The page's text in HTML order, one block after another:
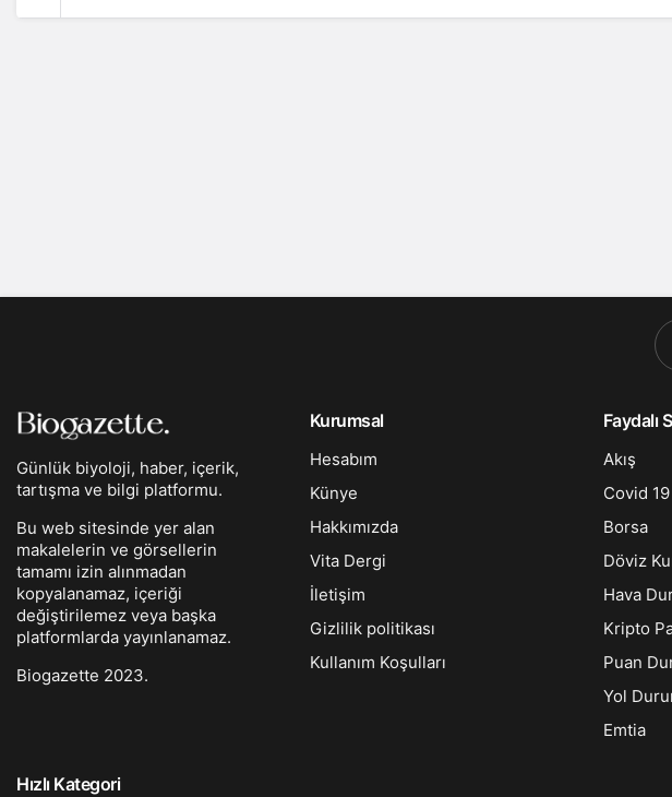
Günlük biyoloji, haber, içerik,
tartışma ve bilgi platformu.
Bu web sitesinde yer alan
makalelerin ve görsellerin
tamamı izin alınmadan
kopyalanamaz, içeriği
değiştirilemez veya başka
platformlarda yayınlanamaz.
Biogazette 2023.
Kurumsal
Hesabım
Künye
Hakkımızda
Vita Dergi
İletişim
Gizlilik politikası
Kullanım Koşulları
Faydalı
Akış
Covid 19
Borsa
Döviz
Hava
Kripto
Puan
Yol
Emtia
Hızlı Kategori